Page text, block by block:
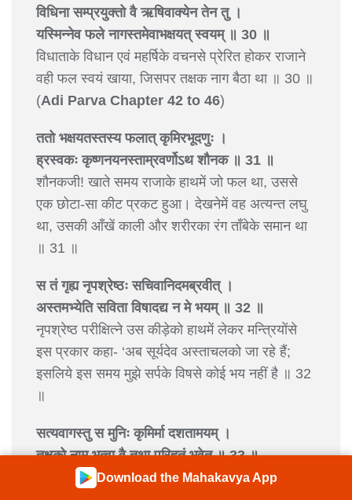
विधिना सम्प्रयुक्तो वै ऋषिवाक्येन तेन तु ।
यस्मिन्नेव फले नागस्तमेवाभक्षयत् स्वयम् ॥ 30 ॥
विधाताके विधान एवं महर्षिके वचनसे प्रेरित होकर राजाने
वही फल स्वयं खाया, जिसपर तक्षक नाग बैठा था ॥ 30 ॥
(Adi Parva Chapter 42 to 46)
ततो भक्षयतस्तस्य फलात् कृमिरभूदणुः ।
ह्रस्वकः कृष्णनयनस्ताम्रवर्णोऽथ शौनक ॥ 31 ॥
शौनकजी! खाते समय राजाके हाथमें जो फल था, उससे
एक छोटा-सा कीट प्रकट हुआ। देखनेमें वह अत्यन्त लघु
था, उसकी आँखें काली और शरीरका रंग ताँबेके समान था
॥ 31 ॥
स तं गृह्य नृपश्रेष्ठः सचिवानिदमब्रवीत् ।
अस्तमभ्येति सविता विषादद्य न मे भयम् ॥ 32 ॥
नृपश्रेष्ठ परीक्षित्ने उस कीड़ेको हाथमें लेकर मन्त्रियोंसे
इस प्रकार कहा- ‘अब सूर्यदेव अस्ताचलको जा रहे हैं;
इसलिये इस समय मुझे सर्पके विषसे कोई भय नहीं है ॥ 32
॥
सत्यवागस्तु स मुनिः कृमिर्मा दशतामयम् ।
तक्षको नाम भूत्वा वै तथा परिहृतं भवेत् ॥ 33 ॥
‘वे मुनि सत्यवादी हों, इसके लिये यह कीट ही तक्षक नाम
Download the Mahakavya App